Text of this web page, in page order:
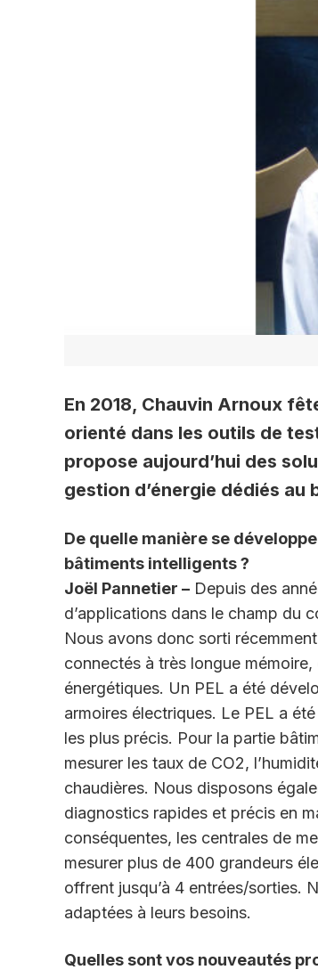
En 2018, Chauvin Arnoux
orienté dans les outils de
propose aujourd’hui des
gestion d’énergie dédiés
De quelle manière se
bâtiments intelligents ?
Joël Pannetier – Depuis des
d’applications dans le champ du
Nous avons donc sorti
connectés à très longue
énergétiques. Un PEL a été
armoires électriques. Le PEL a
les plus précis. Pour la partie
mesurer les taux de CO2,
chaudières. Nous disposons
diagnostics rapides et précis en
conséquentes, les centrales de
mesurer plus de 400 grandeurs
offrent jusqu’à 4 entrées/sorties.
adaptées à leurs besoins.
Quelles sont vos nouveautés